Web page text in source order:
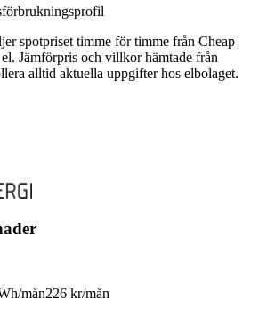
spotpriset timme för timme från Cheap
Jämförpris och villkor hämtade från
alltid aktuella uppgifter hos elbolaget.
mån226 kr/mån